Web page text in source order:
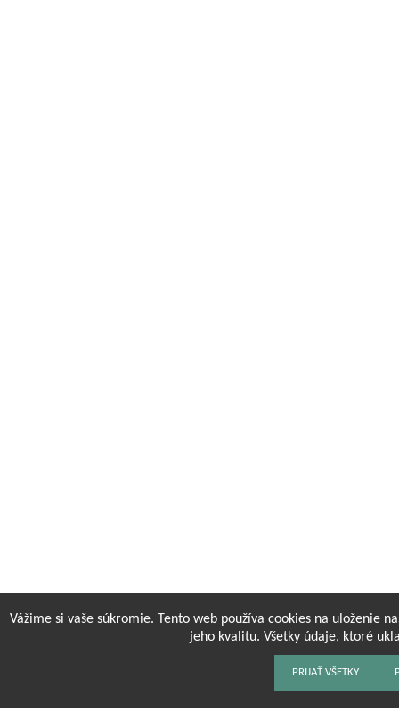
Vážime si vaše súkromie. Tento web používa cookies na uloženie
jeho kvalitu. Všetky údaje, ktoré